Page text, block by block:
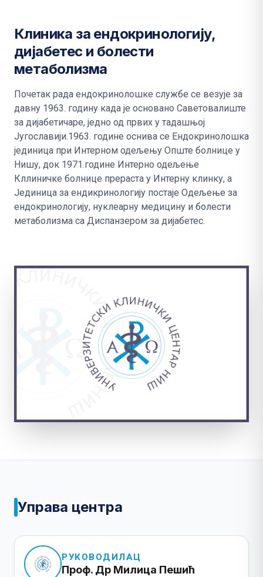
Клиника за ендокринологију,
дијабетес и болести
метаболизма
Почетак рада ендокринолошке службе се везује за
давну 1963. годину када је основано Саветовалиште
за дијабетичаре, једно од првих у тадашњој
Југославији.1963. године оснива се Ендокринолошка
јединица при Интерном одељењу Опште болнице у
Нишу, док 1971.године Интерно одељење
Кллиничке болнице прераста у Интерну клинку, а
Јединица за ендикринологију постаје Одељење за
ендокринологију, нуклеарну медицину и болести
метаболизма са Диспанзером за дијабетес.
Управа центра
РУКОВОДИЛАЦ
Проф. Др Милица Пешић